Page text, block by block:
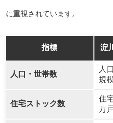
に重視されています。
指標 淀
人口・世帯数
人
規
住宅ストック数
住
万